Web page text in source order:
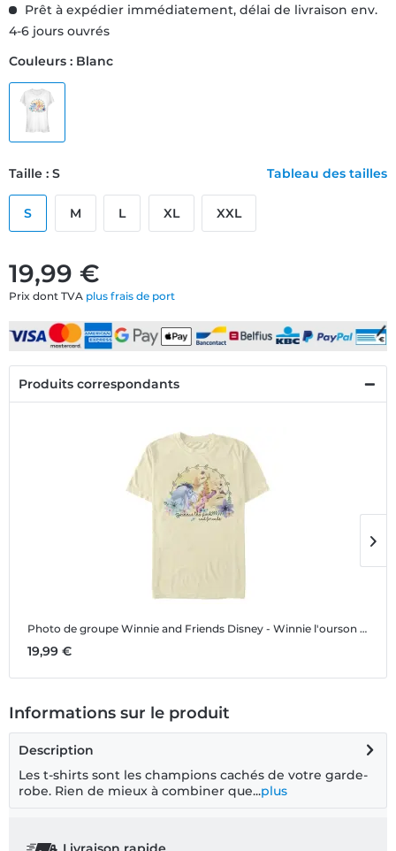
19,99 €
Prix dont TVA plus frais de port
Prêt à expédier immédiatement, délai de livraison env.
4-6 jours ouvrés
Couleurs : Blanc
Taille : S Tableau des tailles
S M L XL XXL
Produits correspondants
Photo de groupe Winnie and Friends Disney - Winnie l'ourson - Photo de groupe Winnie and Friends - Homme T-shirt
19,99 €
Informations sur le produit
Description
Les t-shirts sont les champions cachés de votre garde-
robe. Rien de mieux à combiner que...plus